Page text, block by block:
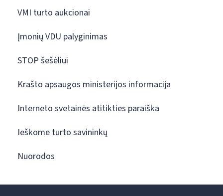
VMI turto aukcionai
Įmonių VDU palyginimas
STOP šešėliui
Krašto apsaugos ministerijos informacija
Interneto svetainės atitikties paraiška
Ieškome turto savininkų
Nuorodos